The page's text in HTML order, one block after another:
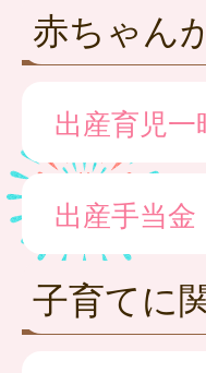
赤ちゃん
出産育児一
出産手当金
子育てに